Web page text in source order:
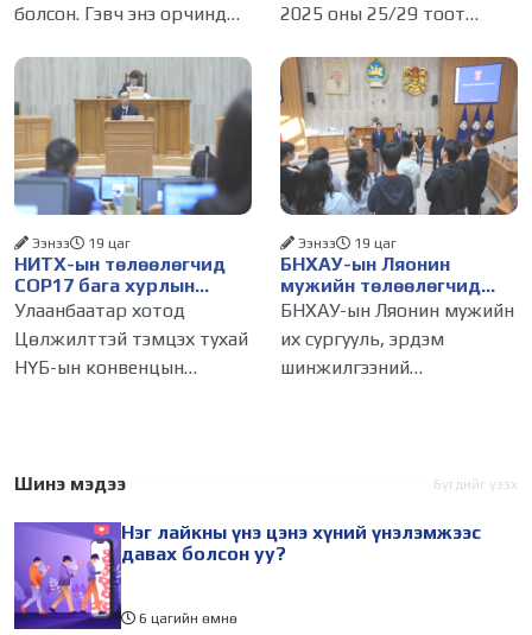
болсон. Гэвч энэ орчинд
амжилт, тэр ч байтугай
хүний үнэ цэнийг хүртэл
лайк, шэйр, дагагчийн
тоогоор хэмжих хандлага
газар авч
нөхцөл бүрдэнэ
2025 оны 25/29 тоот
журмын зарим хэсгийг
хүчингүй болгож,
зөвшөөрлийн шинжтэй
103 бүртгэлээс нийслэлийн
бизнес эрхлэгчдийг
НИТХ-ын төлөөлөгчид
COP17 бага хурлын
бэлтгэл ажлын талаар
мэдээлэл сонслоо
Ээнээ 19 цаг
Улаанбаатар хотод
Цөлжилттэй тэмцэх тухай
НҮБ-ын конвенцын
өдөр зохион
холбогдуулан Нийслэлийн
БНХАУ-ын Ляонин
мужийн төлөөлөгчид
НИТХ-ын үйл
танилцлаа
Ээнээ 19 цаг
БНХАУ-ын Ляонин мужийн
их сургууль, эрдэм
шинжилгээний
төлөөлөгчид Монгол
айлчлалынхаа хүрээнд
Шинэ мэдээ Бүгдийг үзэх
Нэг лайкны үнэ цэнэ хүний үнэлэмжээс
давах болсон уу?
6 цагийн өмнө